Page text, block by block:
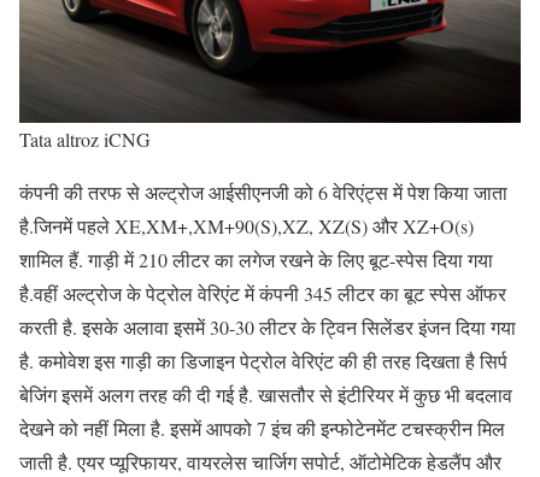
Tata altroz iCNG
कंपनी की तरफ से अल्ट्रोज आईसीएनजी को 6 वेरिएंट्स में पेश किया जाता
है.जिनमें पहले XE,XM+,XM+90(S),XZ, XZ(S) और XZ+O(s)
शामिल हैं. गाड़ी में 210 लीटर का लगेज रखने के लिए बूट-स्पेस दिया गया
है.वहीं अल्ट्रोज के पेट्रोल वेरिएंट में कंपनी 345 लीटर का बूट स्पेस ऑफर
करती है. इसके अलावा इसमें 30-30 लीटर के ट्विन सिलेंडर इंजन दिया गया
है. कमोवेश इस गाड़ी का डिजाइन पेट्रोल वेरिएंट की ही तरह दिखता है सिर्प
बेजिंग इसमें अलग तरह की दी गई है. खासतौर से इंटीरियर में कुछ भी बदलाव
देखने को नहीं मिला है. इसमें आपको 7 इंच की इन्फोटेनमेंट टचस्क्रीन मिल
जाती है. एयर प्यूरिफायर, वायरलेस चार्जिग सपोर्ट, ऑटोमेटिक हेडलैंप और